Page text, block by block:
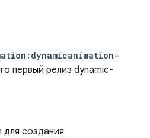
первый релиз dynamic-
для создания